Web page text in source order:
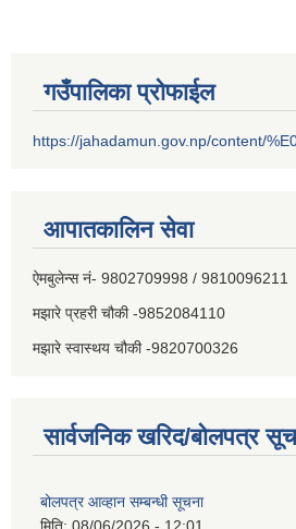
गउँपालिका प्रोफाईल
https://jahadamun.gov.np/content/
आपातकालिन सेवा
ऐमबुलेन्स नं- 9802709998 / 9810096211
मझारे प्रहरी चौकी -9852084110
मझारे स्वास्थय चौकी -9820700326
सार्वजनिक खरिद/बोलपत्र
बोलपत्र आव्हान सम्बन्धी सूचना